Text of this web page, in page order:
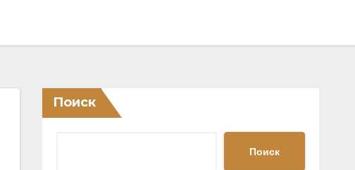
Поиск
Поиск